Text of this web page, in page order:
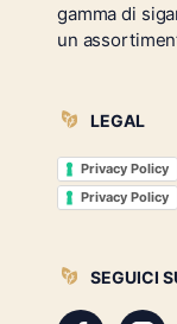
gamma di
un
LEGAL
Privacy Policy
Privacy Policy
SEGUICI